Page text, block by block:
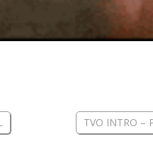
TVO INTRO –